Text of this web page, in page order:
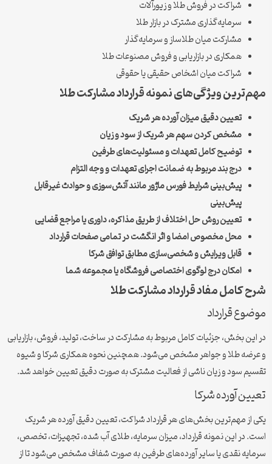
شراکت در فروش طلا و زیورآلات
سرمایه‌گذاری مشترک در بازار طلا
مشارکت میان طلاساز و سرمایه‌گذار
همکاری در بازاریابی و فروش مصنوعات طلا
شراکت میان اشخاص حقیقی یا حقوقی
ویژگی‌های نمونه قرارداد مشارکت طلا
تعیین دقیق میزان آورده هر شریک
مشخص کردن سهم هر شریک از سود و زیان
توضیح کامل تعهدات و مسئولیت‌های طرفین
درج بند مربوط به ضمانت اجرای تعهدات و وجه التزام
پیش‌بینی شرایط فورس ماژور مانند آتش‌سوزی و حوادث غیرقابل
پیش‌بینی
تعیین روش حل اختلاف از طریق مذاکره، داوری یا مراجع قضایی
محل مخصوص امضا و اثر انگشت در تمامی صفحات قرارداد
قابل ویرایش و شخصی‌سازی مطابق توافق شرکا
امکان درج لوگوی اختصاصی فروشگاه یا مجموعه شما
کامل مفاد قرارداد مشارکت طلا
قرارداد
بخش، جزئیات کامل مربوط به مشارکت در ساخت، تولید، فروش، بازاریابی
طلا و جواهر مشخص می‌شود. همچنین نحوه همکاری شرکا و شیوه
سود و زیان ناشی از فعالیت مشترک به صورت دقیق تعیین خواهد شد.
آورده شرکا
مهم‌ترین بخش‌های هر قرارداد شراکت، تعیین دقیق آورده هر شریک
در این نمونه قرارداد، میزان سرمایه، طلای آب شده، تجهیزات، تخصص،
نقدی یا سایر آورده‌های طرفین به صورت شفاف مشخص می‌شود تا از